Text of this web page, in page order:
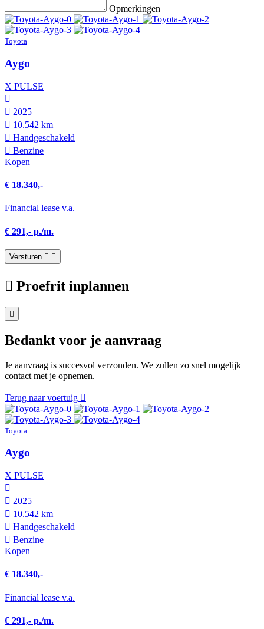
Opmerkingen
Toyota
Aygo
X PULSE
2025
10.542 km
Hand­geschakeld
Benzine
Kopen
€ 18.340,-
Financial lease v.a.
€ 291,- p./m.
Versturen
Proefrit inplannen
Bedankt voor je aanvraag
Je aanvraag is succesvol verzonden. We zullen zo snel mogelijk
contact met je opnemen.
Terug naar voertuig
Toyota
Aygo
X PULSE
2025
10.542 km
Hand­geschakeld
Benzine
Kopen
€ 18.340,-
Financial lease v.a.
€ 291,- p./m.